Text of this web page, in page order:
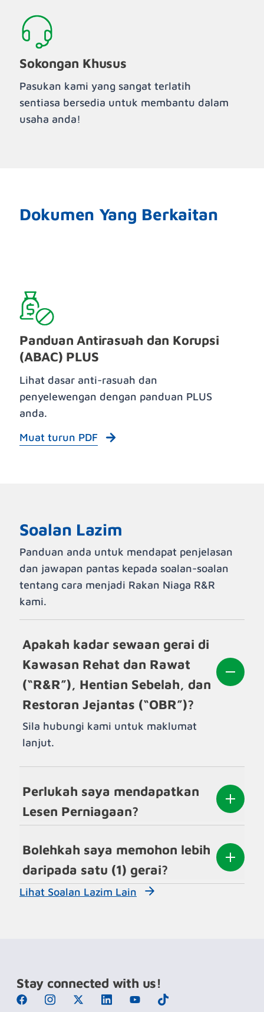
Sokongan Khusus
Pasukan kami yang sangat terlatih
sentiasa bersedia untuk membantu dalam
usaha anda!
Dokumen Yang Berkaitan
Panduan Antirasuah dan Korupsi
(ABAC) PLUS
Lihat dasar anti-rasuah dan
penyelewengan dengan panduan PLUS
anda.
Muat turun PDF
Soalan Lazim
Panduan anda untuk mendapat penjelasan
dan jawapan pantas kepada soalan-soalan
tentang cara menjadi Rakan Niaga R&R
kami.
Apakah kadar sewaan gerai di
Kawasan Rehat dan Rawat
(“R&R”), Hentian Sebelah, dan
Restoran Jejantas (“OBR”)?
Sila hubungi kami untuk maklumat
lanjut.
Perlukah saya mendapatkan
Lesen Perniagaan?
Bolehkah saya memohon lebih
daripada satu (1) gerai?
Lihat Soalan Lazim Lain
Stay connected with us!